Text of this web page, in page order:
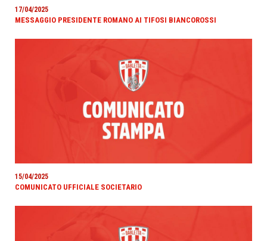
17/04/2025
MESSAGGIO PRESIDENTE ROMANO AI TIFOSI BIANCOROSSI
15/04/2025
COMUNICATO UFFICIALE SOCIETARIO